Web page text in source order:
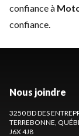
confiance à
confiance.
Nous joindre
3250 BD DES
TERREBONNE,
J6X 4J8